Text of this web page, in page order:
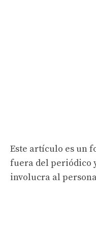
Este artículo es un
fuera del periódico
involucra al